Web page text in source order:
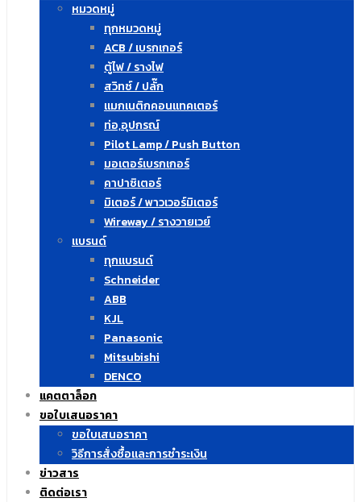
หมวดหมู่
ทุกหมวดหมู่
ACB / เบรกเกอร์
ตู้ไฟ / รางไฟ
สวิทซ์ / ปลั๊ก
แมกเนติกคอนแทคเตอร์
ท่อ,อุปกรณ์
Pilot Lamp / Push Button
มอเตอร์เบรกเกอร์
คาปาซิเตอร์
มิเตอร์ / พาวเวอร์มิเตอร์
Wireway / รางวายเวย์
แบรนด์
ทุกแบรนด์
Schneider
ABB
KJL
Panasonic
Mitsubishi
DENCO
แคตตาล็อก
ขอใบเสนอราคา
ขอใบเสนอราคา
วิธีการสั่งซื้อและการชำระเงิน
ข่าวสาร
ติดต่อเรา